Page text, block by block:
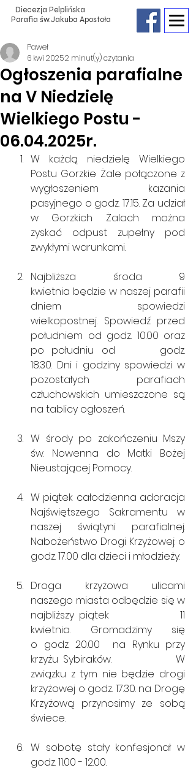
Parafia św.Jakuba Apostoła
Diecezja Pelplińska
Ogłoszenia parafialne
na V Niedzielę
Wielkiego Postu -
06.04.2025r.
Paweł
6 kwi 20252 minut(y) czytania
W każdą niedzielę Wielkiego
Postu Gorzkie Żale połączone z
wygłoszeniem kazania
pasyjnego o godz. 17.15. Za udział
w Gorzkich Żalach można
zyskać odpust zupełny pod
zwykłymi warunkami.
Najbliższa środa 9
kwietnia będzie w naszej parafii
dniem spowiedzi
wielkopostnej. Spowiedź przed
południem od godz. 10.00 oraz
po południu od      godz.
18.30. Dni i godziny spowiedzi w
pozostałych parafiach
człuchowskich umieszczone są
na tablicy ogłoszeń.
W środy po zakończeniu Mszy
św. Nowenna do Matki Bożej
Nieustającej Pomocy.
W piątek całodzienna adoracja
Najświętszego Sakramentu w
naszej świątyni parafialnej.
Nabożeństwo Drogi Krzyżowej: o
godz. 17.00 dla dzieci i młodzieży.
Droga krzyżowa ulicami
naszego miasta odbędzie się w
najbliższy piątek               11
kwietnia. Gromadzimy się
o godz. 20.00  na Rynku przy
krzyżu Sybiraków.             W
związku z tym nie będzie drogi
krzyżowej o godz. 17.30. na Drogę
Krzyżową przynosimy ze sobą
świece.
W sobotę stały konfesjonał w
godz. 11.00 - 12.00.